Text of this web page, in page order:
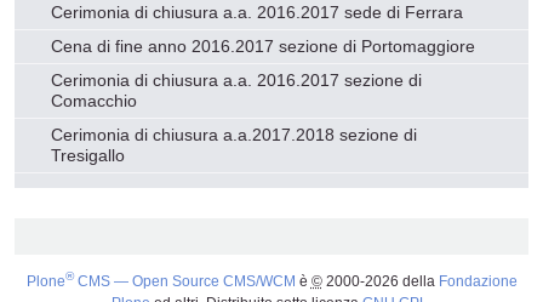
Cerimonia di chiusura a.a. 2016.2017 sede di Ferrara
Cena di fine anno 2016.2017 sezione di Portomaggiore
Cerimonia di chiusura a.a. 2016.2017 sezione di
Comacchio
Cerimonia di chiusura a.a.2017.2018 sezione di
Tresigallo
Plone®CMS — Open Source CMS/WCM è ©2000-2026 della Fondazione